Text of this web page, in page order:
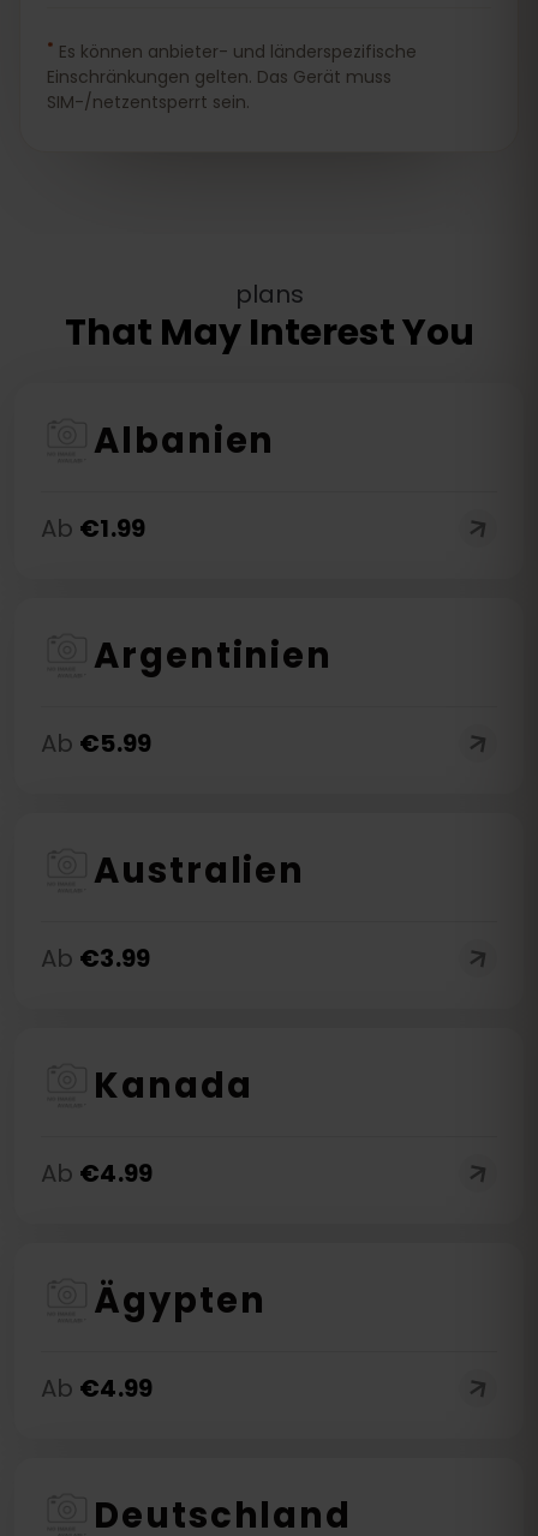
* Es können anbieter- und länderspezifische
Einschränkungen gelten. Das Gerät muss
SIM-/netzentsperrt sein.
plans
That May Interest You
Albanien
Ab €1.99
Argentinien
Ab €5.99
Australien
Ab €3.99
Kanada
Ab €4.99
Ägypten
Ab €4.99
Deutschland